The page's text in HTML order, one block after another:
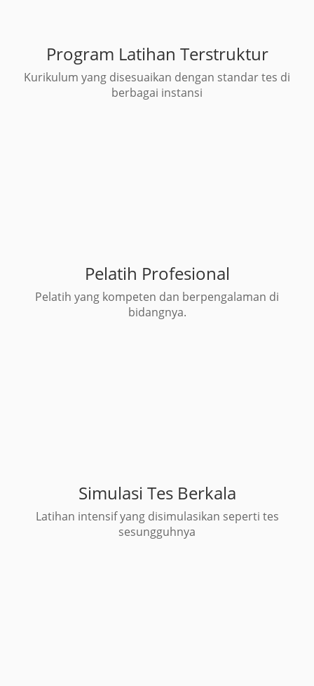
Program Latihan Terstruktur
Kurikulum yang disesuaikan dengan standar tes di
berbagai instansi
Pelatih Profesional
Pelatih yang kompeten dan berpengalaman di
bidangnya.
Simulasi Tes Berkala
Latihan intensif yang disimulasikan seperti tes
sesungguhnya